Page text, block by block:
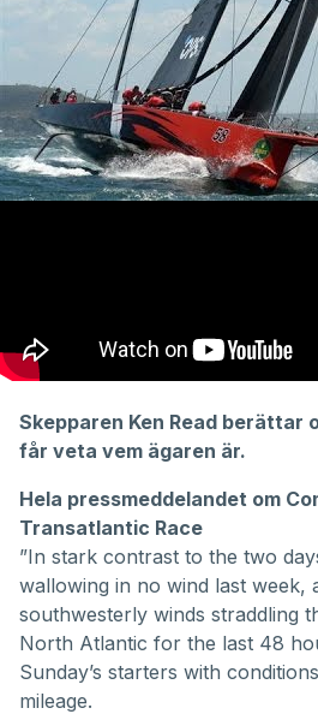
Skepparen Ken Read berättar
får veta vem ägaren är.
Hela pressmeddelandet om
Transatlantic Race
”In stark contrast to the two
wallowing in no wind last
southwesterly winds straddling
North Atlantic for the last 48
Sunday’s starters with
mileage.